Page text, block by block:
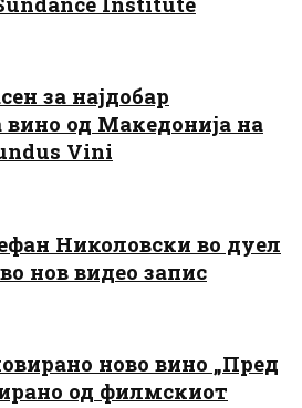
за најдобар
вино од Македонија на
Vini
Николовски во дуел
нов видео запис
ново вино „Пред
од филмскиот